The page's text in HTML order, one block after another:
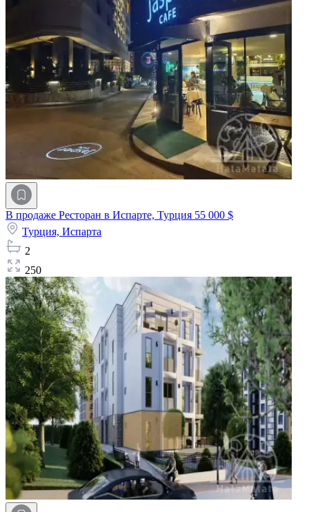
В продаже Ресторан в Испарте, Турция 55 000 $
Турция, Испарта
2
250